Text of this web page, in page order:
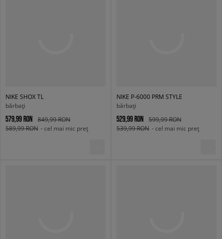
NIKE SHOX TL
bărbați
579,99 RON
849,99 RON
589,99 RON - cel mai mic preț
NIKE P-6000 PRM STYLE
bărbați
529,99 RON
599,99 RON
539,99 RON - cel mai mic preț